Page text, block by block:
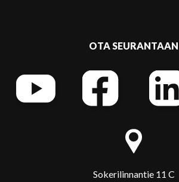
OTA SEURANTAAN
Sokerilinnantie 11 C